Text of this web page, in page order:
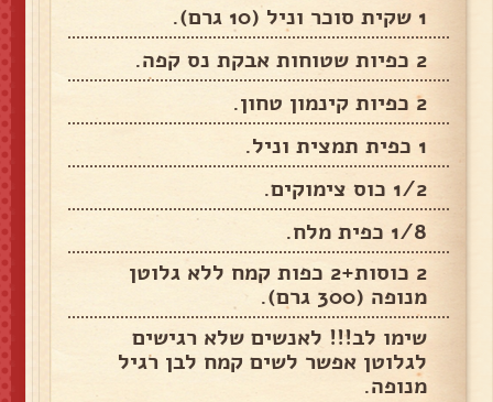
1 שקית סוכר וניל (10 גרם).
2 כפיות שטוחות אבקת נס קפה.
2 כפיות קינמון טחון.
1 כפית תמצית וניל.
1/2 כוס צימוקים.
1/8 כפית מלח.
2 כוסות+2 כפות קמח ללא גלוטן
מנופה (300 גרם).
שימו לב!!! לאנשים שלא רגישים
לגלוטן אפשר לשים קמח לבן רגיל
מנופה.